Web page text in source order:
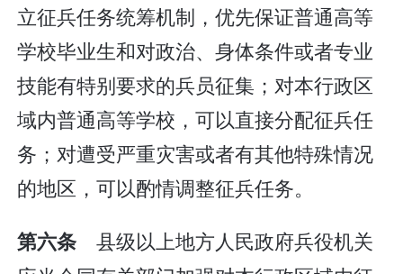
立征兵任务统筹机制，优先保证普通高等
学校毕业生和对政治、身体条件或者专业
技能有特别要求的兵员征集；对本行政区
域内普通高等学校，可以直接分配征兵任
务；对遭受严重灾害或者有其他特殊情况
的地区，可以酌情调整征兵任务。
第六条 县级以上地方人民政府兵役机关